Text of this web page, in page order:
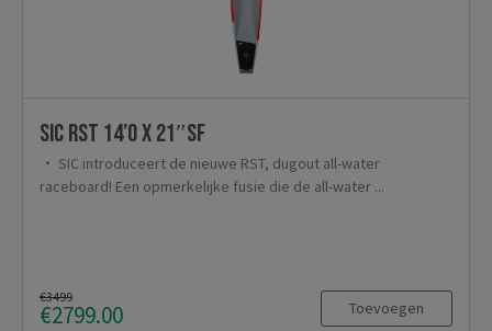
SIC RST 14’0 x 21″SF
SIC introduceert de nieuwe RST, dugout all-water
raceboard! Een opmerkelijke fusie die de all-water ...
€3499
€2799.00 Toevoegen